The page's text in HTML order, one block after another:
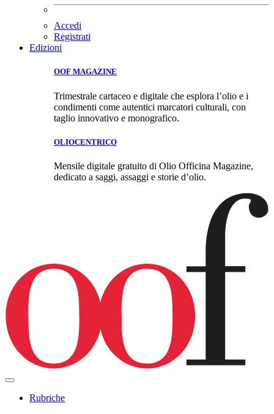
Accedi
Registrati
Edizioni
OOF MAGAZINE
Trimestrale cartaceo e digitale che esplora l’olio e i
condimenti come autentici marcatori culturali, con
taglio innovativo e monografico.
OLIOCENTRICO
Mensile digitale gratuito di Olio Officina Magazine,
dedicato a saggi, assaggi e storie d’olio.
Rubriche